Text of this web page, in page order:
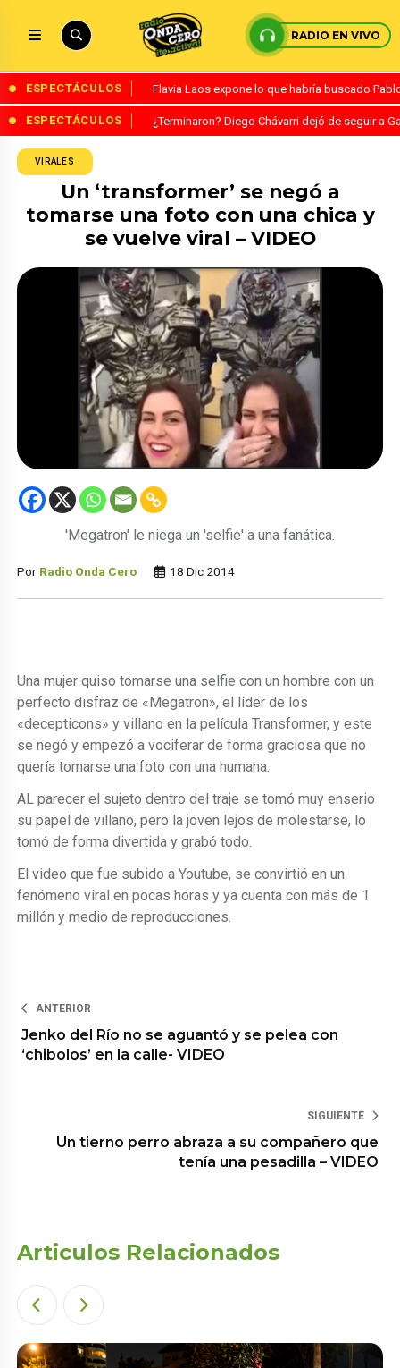
RADIO EN VIVO
ESPECTÁCULOS Flavia Laos expone lo que habría buscado
ESPECTÁCULOS ¿Terminaron? Diego Chávarri dejó de seguir a
VIRALES
Un ‘transformer’ se negó a
tomarse una foto con una chica y
se vuelve viral – VIDEO
'Megatron' le niega un 'selfie' a una fanática.
Por Radio Onda Cero 18 Dic 2014
Una mujer quiso tomarse una selfie con un hombre con un
perfecto disfraz de «Megatron», el líder de los
«decepticons» y villano en la película Transformer, y este
se negó y empezó a vociferar de forma graciosa que no
quería tomarse una foto con una humana.
AL parecer el sujeto dentro del traje se tomó muy enserio
su papel de villano, pero la joven lejos de molestarse, lo
tomó de forma divertida y grabó todo.
El video que fue subido a Youtube, se convirtió en un
fenómeno viral en pocas horas y ya cuenta con más de 1
millón y medio de reproducciones.
ANTERIOR
Jenko del Río no se aguantó y se pelea con
‘chibolos’ en la calle- VIDEO
SIGUIENTE
Un tierno perro abraza a su compañero que
tenía una pesadilla – VIDEO
Articulos Relacionados